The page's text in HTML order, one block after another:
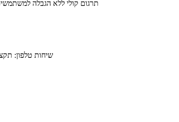
תרגום קולי ללא הגבלה
שיחות טלפון: תקציב של $45.99